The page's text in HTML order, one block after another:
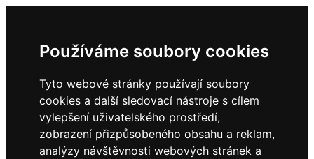
Používáme soubory cookies
Tyto webové stránky používají soubory
cookies a další sledovací nástroje s cílem
vylepšení uživatelského prostředí,
zobrazení přizpůsobeného obsahu a reklam,
analýzy návštěvnosti webových stránek a